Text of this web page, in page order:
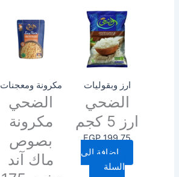
ارز وبقوليات
الضحي
ارز 5 كجم
EGP199.75
إضافة إلى
السلة
مكرونة ومعجنات
الضحي
مكرونة
بصوص
ماك آند